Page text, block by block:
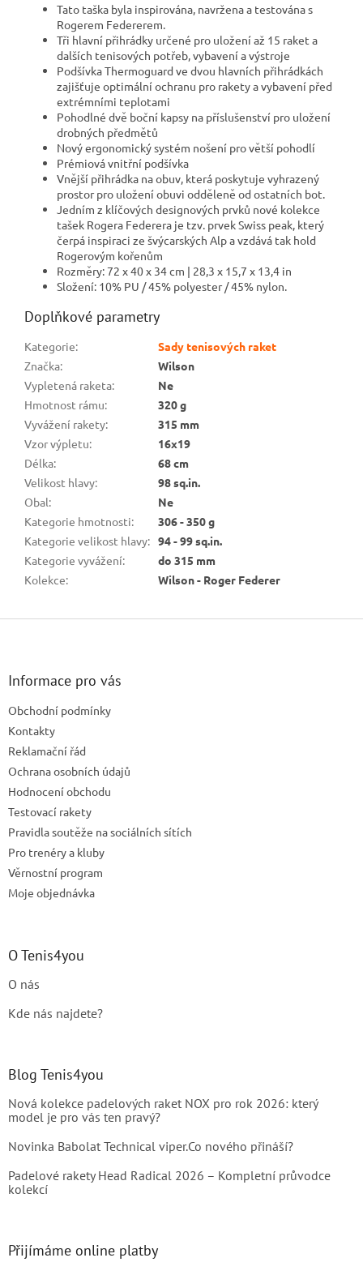
Tato taška byla inspirována, navržena a testována s
Rogerem Federerem.
Tři hlavní přihrádky určené pro uložení až 15 raket a
dalších tenisových potřeb, vybavení a výstroje
Podšívka Thermoguard ve dvou hlavních přihrádkách
zajišťuje optimální ochranu pro rakety a vybavení před
extrémními teplotami
Pohodlné dvě boční kapsy na příslušenství pro uložení
drobných předmětů
Nový ergonomický systém nošení pro větší pohodlí
Prémiová vnitřní podšívka
Vnější přihrádka na obuv, která poskytuje vyhrazený
prostor pro uložení obuvi odděleně od ostatních bot.
Jedním z klíčových designových prvků nové kolekce
tašek Rogera Federera je tzv. prvek Swiss peak, který
čerpá inspiraci ze švýcarských Alp a vzdává tak hold
Rogerovým kořenům
Rozměry: 72 x 40 x 34 cm | 28,3 x 15,7 x 13,4 in
Složení: 10% PU / 45% polyester / 45% nylon.
Doplňkové parametry
Kategorie:
Sady tenisových raket
Značka:
Wilson
Vypletená raketa:
Ne
Hmotnost rámu:
320 g
Vyvážení rakety:
315 mm
Vzor výpletu:
16x19
Délka:
68 cm
Velikost hlavy:
98 sq.in.
Obal:
Ne
Kategorie hmotnosti:
306 - 350 g
Kategorie velikost hlavy: 94 - 99 sq.in.
Kategorie vyvážení:
do 315 mm
Kolekce: Wilson - Roger Federer
Z
Informace pro vás
Obchodní podmínky
Kontakty
Reklamační řád
Ochrana osobních údajů
Hodnocení obchodu
Testovací rakety
Pravidla soutěže na sociálních sítích
Pro trenéry a kluby
Věrnostní program
Moje objednávka
O Tenis4you
O nás
Kde nás najdete?
Blog Tenis4you
Nová kolekce padelových raket NOX pro rok 2026: který
model je pro vás ten pravý?
Novinka Babolat Technical viper.Co nového přináší?
Padelové rakety Head Radical 2026 – Kompletní průvodce
kolekcí
Přijímáme online platby